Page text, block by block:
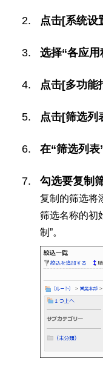
点击[系统设
选择“各应用
点击[多功能
点击[筛选列
在“筛选列表
勾选要复制
复制的筛选将
筛选名称的初
制”。